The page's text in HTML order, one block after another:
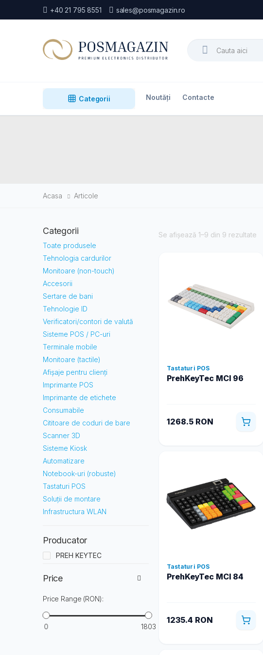
+40 21 795 8551 sales@posmagazin.ro
Categorii Noutăți Contacte
Acasa Articole
Categorii
Toate produsele
Tehnologia cardurilor
Monitoare (non-touch)
Accesorii
Sertare de bani
Tehnologie ID
Verificatori/contori de valută
Sisteme POS / PC-uri
Terminale mobile
Monitoare (tactile)
Afișaje pentru clienți
Imprimante POS
Imprimante de etichete
Consumabile
Cititoare de coduri de bare
Scanner 3D
Sisteme Kiosk
Automatizare
Notebook-uri (robuste)
Tastaturi POS
Soluții de montare
Infrastructura WLAN
Producator
PREH KEYTEC
Price
Price Range (RON):
0 1803
Se afișează 1–9 din 9 rezultate
Tastaturi POS
PrehKeyTec MCI 96
1268.5 RON
Tastaturi POS
PrehKeyTec MCI 84
1235.4 RON